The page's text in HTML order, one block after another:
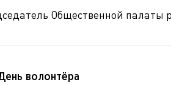
Общественной палаты
волонтёра